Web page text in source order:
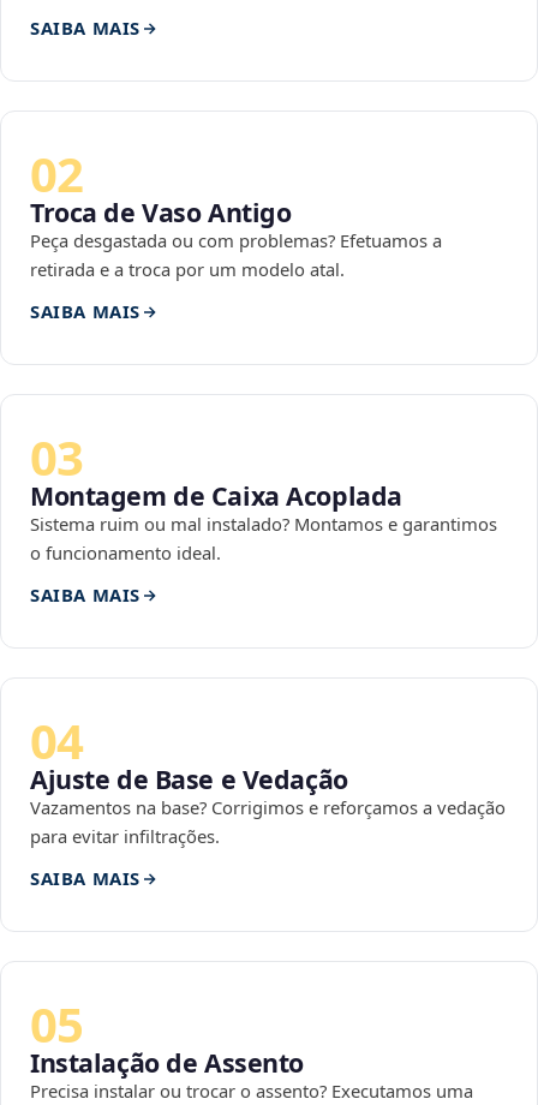
SAIBA MAIS
02
Troca de Vaso Antigo
Peça desgastada ou com problemas? Efetuamos a
retirada e a troca por um modelo atal.
SAIBA MAIS
03
Montagem de Caixa Acoplada
Sistema ruim ou mal instalado? Montamos e garantimos
o funcionamento ideal.
SAIBA MAIS
04
Ajuste de Base e Vedação
Vazamentos na base? Corrigimos e reforçamos a vedação
para evitar infiltrações.
SAIBA MAIS
05
Instalação de Assento
Precisa instalar ou trocar o assento? Executamos uma